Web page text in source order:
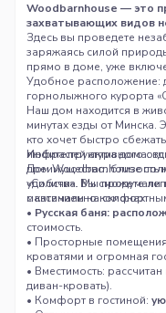
Woodbarnhouse — это
захватывающих видов
Здесь вы проведете
заряжаясь силой
прямо в доме, уже
Удобное расположение:
горнолыжного курорта
Наш дом находится в
минутах езды от Минска.
кто хочет быстро
любителей активного
преимущество: близость
«Силичи». Вы сможете
с катанием на склонах.
Инфраструктура дома:
Дом Woodbarnhouse
удобства. Мы продумали
максимально
• Русская баня:
стоимость.
• Просторные
кроватями и огромная
• Вместимость: рассчитан
диван-кровать).
• Комфорт в гостиной: